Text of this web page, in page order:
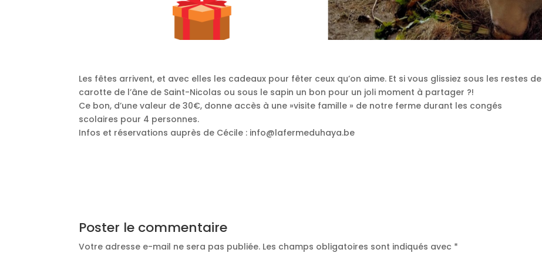
Les fêtes arrivent, et avec elles les cadeaux pour fêter ceux qu’on aime. Et si vous glissiez sous les restes de
carotte de l’âne de Saint-Nicolas ou sous le sapin un bon pour un joli moment à partager ?!
Ce bon, d’une valeur de 30€, donne accès à une »visite famille » de notre ferme durant les congés
scolaires pour 4 personnes.
Infos et réservations auprès de Cécile : info@lafermeduhaya.be
Poster le commentaire
Votre adresse e-mail ne sera pas publiée. Les champs obligatoires sont indiqués avec *